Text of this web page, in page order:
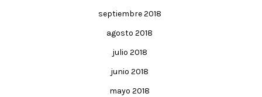
septiembre 2018
agosto 2018
julio 2018
junio 2018
mayo 2018